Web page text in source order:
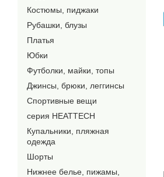
Костюмы, пиджаки
Рубашки, блузы
Платья
Юбки
Футболки, майки, топы
Джинсы, брюки, леггинсы
Спортивные вещи
серия HEATTECH
Купальники, пляжная
одежда
Шорты
Нижнее белье, пижамы,